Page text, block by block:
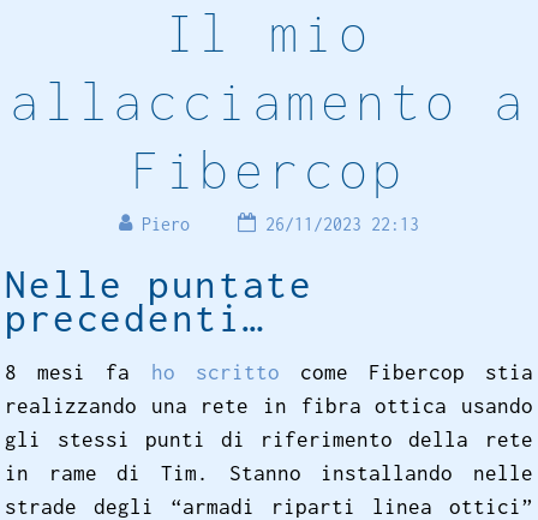
Il mio
allacciamento a
Fibercop
Piero 26/11/2023 22:13
Nelle puntate
precedenti…
8 mesi fa ho scritto come Fibercop stia
realizzando una rete in fibra ottica usando
gli stessi punti di riferimento della rete
in rame di Tim. Stanno installando nelle
strade degli “armadi riparti linea ottici”